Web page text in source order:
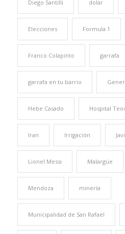
Diego Santilli dolar
Elecciones Formula 1
Franco Colapinto garrafa
garrafa en tu barrio
Hebe Casado Hospital
Iran Irrigación
Lionel Messi Malargüe
Mendoza minería
Municipalidad de San Rafael